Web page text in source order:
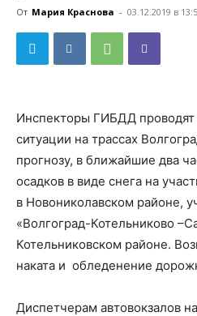
От Мария Краснова - 03.12.2019 в
Инспекторы ГИБДД
ситуации на трассах
прогнозу, в ближайшие два
осадков в виде снега на
в Новониколавском районе,
«Волгоград-Котельниково
Котельниковском районе.
наката и обледенение
Диспетчерам автовокзалов